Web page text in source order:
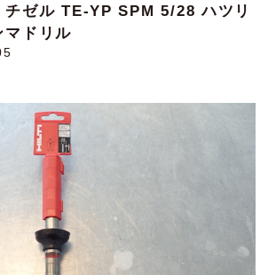
ゼル TE-YP SPM 5/28 ハツリ
マドリル